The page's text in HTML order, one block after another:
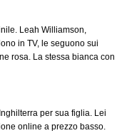
Leah Williamson,
in TV, le seguono sui
rosa. La stessa bianca con
per sua figlia. Lei
online a prezzo basso.